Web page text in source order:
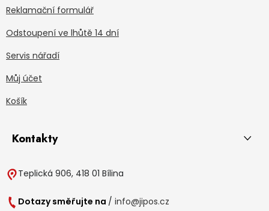
Reklamační formulář
Odstoupení ve lhůtě 14 dní
Servis nářadí
Můj účet
Košík
Kontakty
Teplická 906, 418 01 Bílina
Dotazy směřujte na / info@jipos.cz